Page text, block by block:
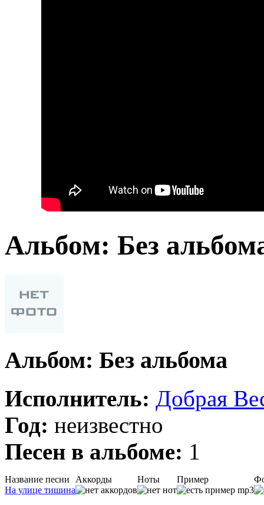
Альбом: Без
Альбом: Без альбома
Исполнитель: Добрая
Год: неизвестно
Песен в альбоме: 1
Название песни Аккорды Ноты Пример
На улице тишина